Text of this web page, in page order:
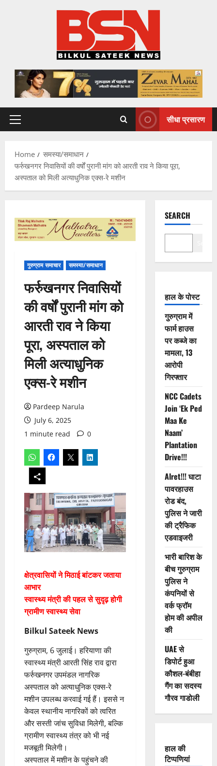
Primary
सीधा प्रसारण
Home
समस्या/समाधान
फर्रुखनगर निवासियों की वर्षों पुरानी मांग को आरती राव ने किया पूरा,
अस्पताल को मिली अत्याधुनिक एक्स-रे मशीन
गुरुग्राम समाचार समस्या/समाधान
फर्रुखनगर निवासियों
की वर्षों पुरानी मांग को
आरती राव ने किया
पूरा, अस्पताल को
मिली अत्याधुनिक
एक्स-रे मशीन
Pardeep Narula
July 6, 2025
1 minute read
0
क्षेत्रवासियों ने मिठाई बांटकर जताया
आभार
स्वास्थ्य मंत्री की पहल से सुदृढ़ होगी
ग्रामीण स्वास्थ्य सेवा
Bilkul Sateek News
गुरुग्राम, 6 जुलाई। हरियाणा की
स्वास्थ्य मंत्री आरती सिंह राव द्वारा
फर्रुखनगर उपमंडल नागरिक
अस्पताल को अत्याधुनिक एक्स-रे
मशीन उपलब्ध करवाई गई हैं। इससे न
केवल स्थानीय नागरिकों को त्वरित
और सस्ती जांच सुविधा मिलेगी, बल्कि
ग्रामीण स्वास्थ्य तंत्र को भी नई
मजबूती मिलेगी।
अस्पताल में मशीन के पहुंचने की
SEARCH
हाल के पोस्ट
गुरुग्राम में
फार्म हाउस
पर कब्जे का
मामला, 13
आरोपी
गिरफ्तार
NCC Cadets
Join ‘Ek Ped
Maa Ke
Naam’
Plantation
Drive!!!
Alret!!! घाटा
पावरहाउस
रोड बंद,
पुलिस ने जारी
की ट्रैफिक
एडवाइजरी
भारी बारिश के
बीच गुरुग्राम
पुलिस ने
कंपनियों से
वर्क फ्रॉम
होम की अपील
की
UAE से
डिपोर्ट हुआ
कौशल-बंबीहा
गैंग का सदस्य
गौरव गाडोली
हाल की
टिप्पणियां